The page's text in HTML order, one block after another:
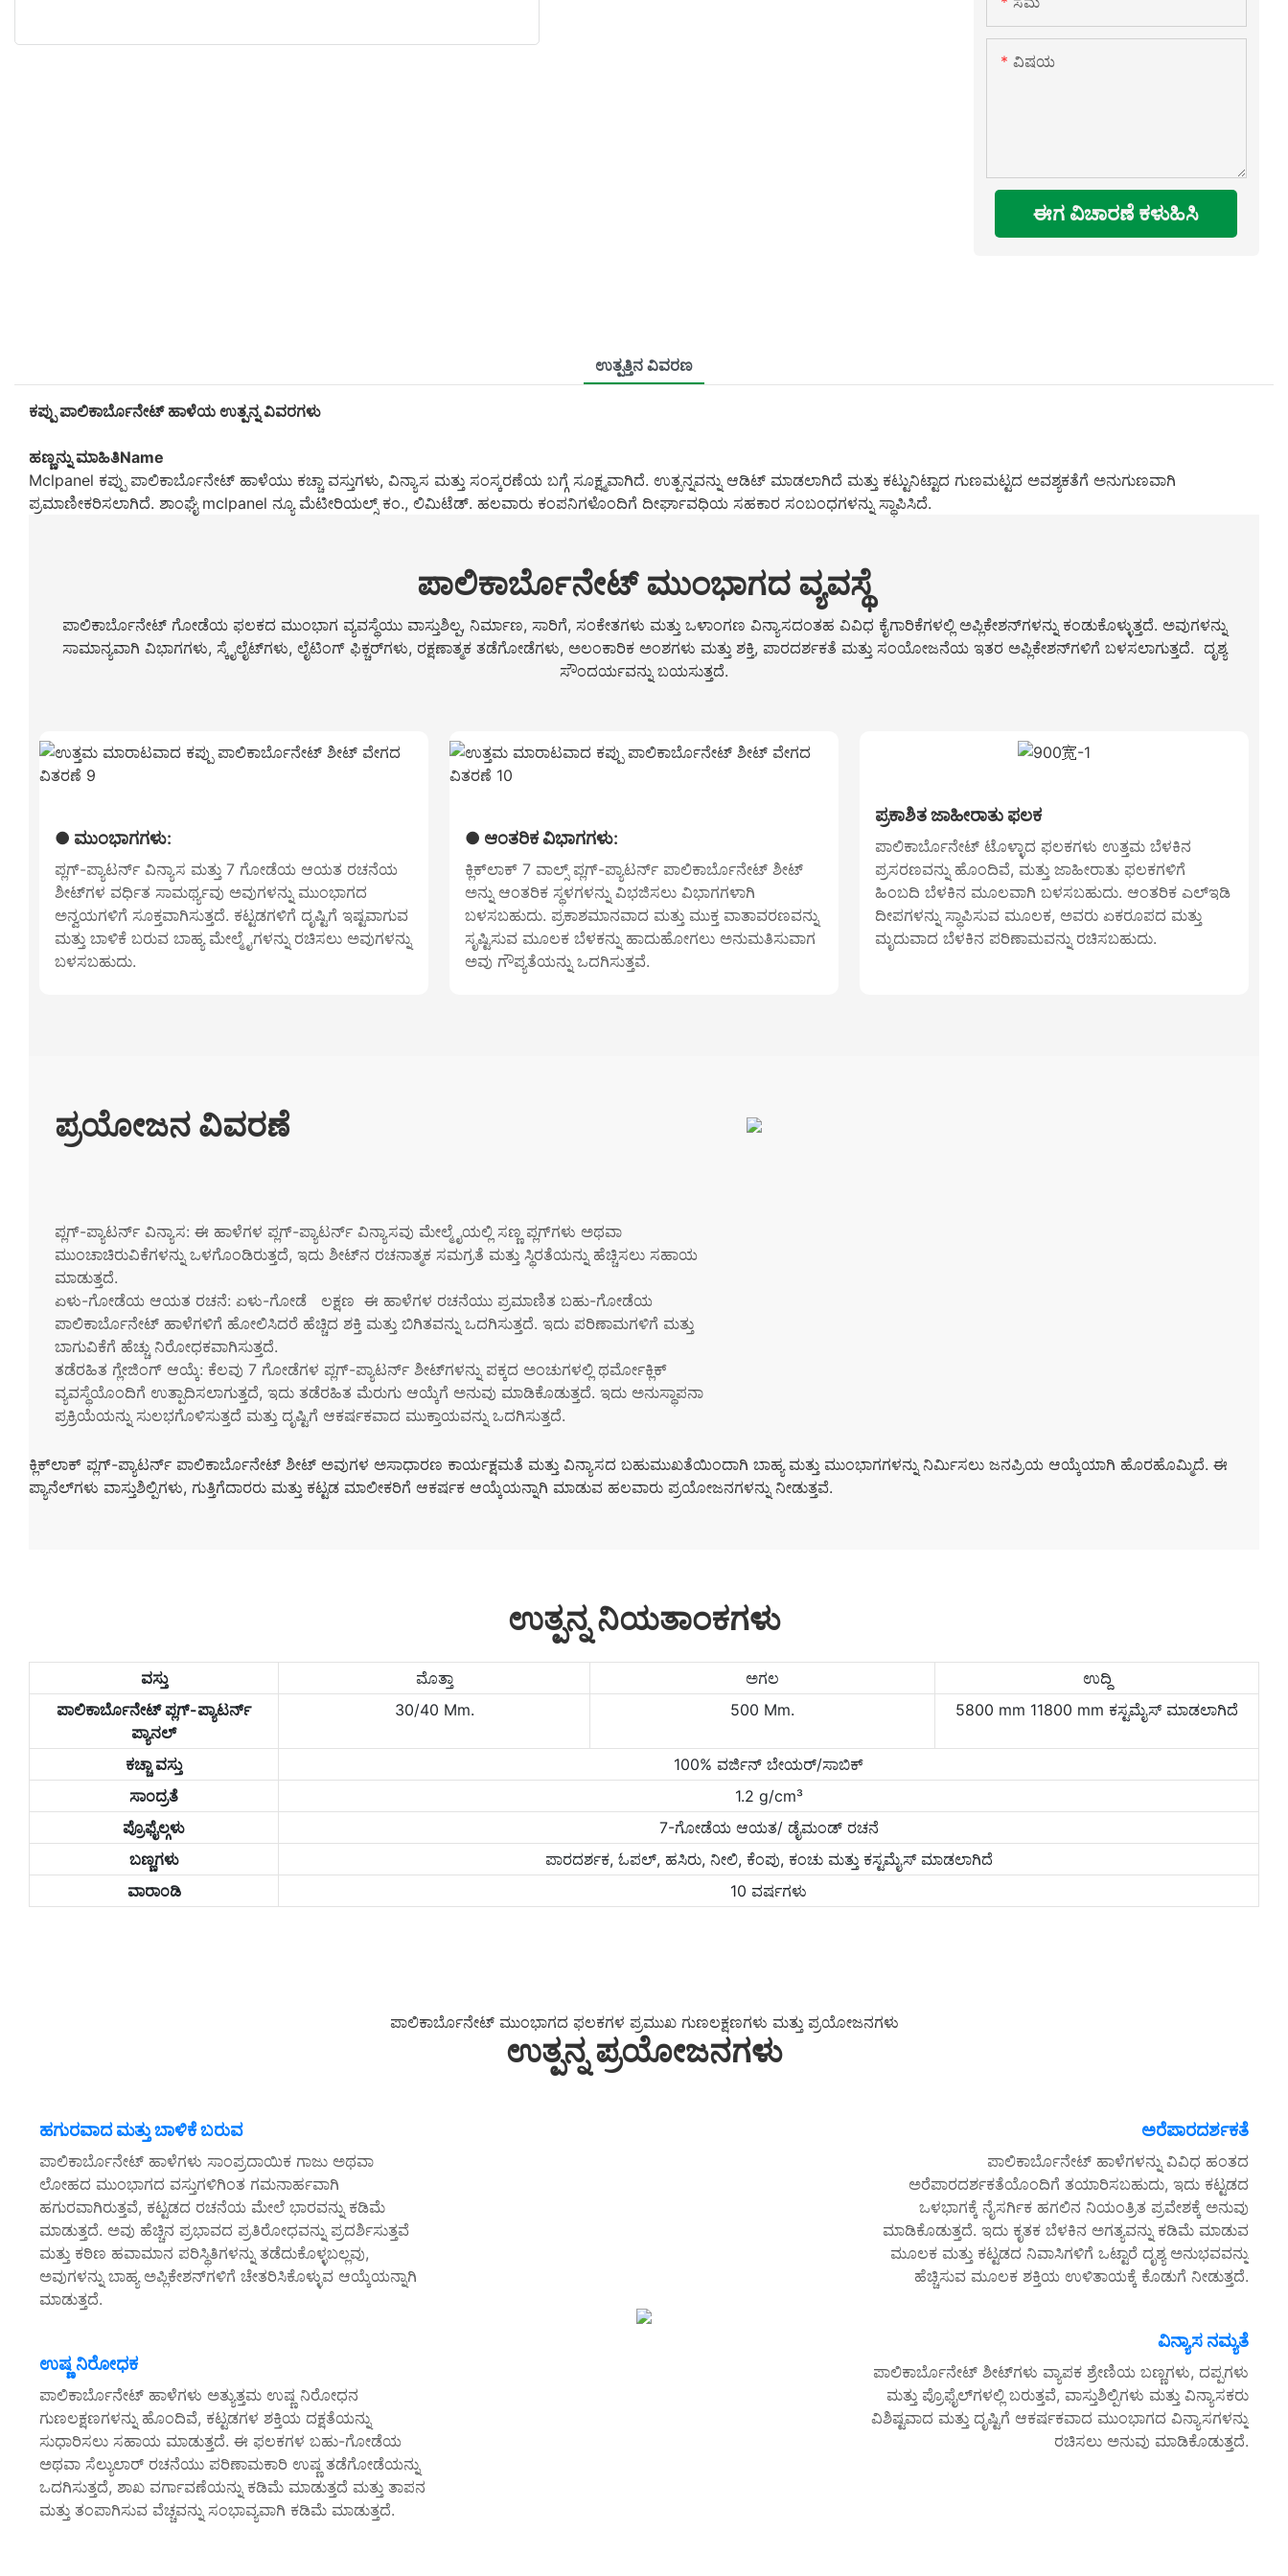
ವಿಷಯ
ಈಗ ವಿಚಾರಣೆ ಕಳುಹಿಸಿ
ಉತ್ಪತ್ತಿನ ವಿವರಣ
ಕಪ್ಪು ಪಾಲಿಕಾರ್ಬೊನೇಟ್ ಹಾಳೆಯ ಉತ್ಪನ್ನ ವಿವರಗಳು
ಹಣ್ಣನ್ನು ಮಾಹಿತಿName
Mclpanel ಕಪ್ಪು ಪಾಲಿಕಾರ್ಬೊನೇಟ್ ಹಾಳೆಯು ಕಚ್ಚಾ ವಸ್ತುಗಳು, ವಿನ್ಯಾಸ ಮತ್ತು ಸಂಸ್ಕರಣೆಯ ಬಗ್ಗೆ ಸೂಕ್ಷ್ಮವಾಗಿದೆ. ಉತ್ಪನ್ನವನ್ನು ಆಡಿಟ್ ಮಾಡಲಾಗಿದೆ ಮತ್ತು ಕಟ್ಟುನಿಟ್ಟಾದ ಗುಣಮಟ್ಟದ ಅವಶ್ಯಕತೆಗೆ ಅನುಗುಣವಾಗಿ
ಪ್ರಮಾಣೀಕರಿಸಲಾಗಿದೆ. ಶಾಂಘೈ mclpanel ನ್ಯೂ ಮೆಟೀರಿಯಲ್ಸ್ ಕಂ., ಲಿಮಿಟೆಡ್. ಹಲವಾರು ಕಂಪನಿಗಳೊಂದಿಗೆ ದೀರ್ಘಾವಧಿಯ ಸಹಕಾರ ಸಂಬಂಧಗಳನ್ನು ಸ್ಥಾಪಿಸಿದೆ.
ಪಾಲಿಕಾರ್ಬೊನೇಟ್ ಮುಂಭಾಗದ ವ್ಯವಸ್ಥೆ
ಪಾಲಿಕಾರ್ಬೊನೇಟ್ ಗೋಡೆಯ ಫಲಕದ ಮುಂಭಾಗ ವ್ಯವಸ್ಥೆಯು ವಾಸ್ತುಶಿಲ್ಪ, ನಿರ್ಮಾಣ, ಸಾರಿಗೆ, ಸಂಕೇತಗಳು ಮತ್ತು ಒಳಾಂಗಣ ವಿನ್ಯಾಸದಂತಹ ವಿವಿಧ ಕೈಗಾರಿಕೆಗಳಲ್ಲಿ ಅಪ್ಲಿಕೇಶನ್‌ಗಳನ್ನು ಕಂಡುಕೊಳ್ಳುತ್ತದೆ. ಅವುಗಳನ್ನು
ಸಾಮಾನ್ಯವಾಗಿ ವಿಭಾಗಗಳು, ಸ್ಕೈಲೈಟ್‌ಗಳು, ಲೈಟಿಂಗ್ ಫಿಕ್ಚರ್‌ಗಳು, ರಕ್ಷಣಾತ್ಮಕ ತಡೆಗೋಡೆಗಳು, ಅಲಂಕಾರಿಕ ಅಂಶಗಳು ಮತ್ತು ಶಕ್ತಿ, ಪಾರದರ್ಶಕತೆ ಮತ್ತು ಸಂಯೋಜನೆಯ ಇತರ ಅಪ್ಲಿಕೇಶನ್‌ಗಳಿಗೆ ಬಳಸಲಾಗುತ್ತದೆ. ದೃಶ್ಯ
ಸೌಂದರ್ಯವನ್ನು ಬಯಸುತ್ತದೆ.
● ಮುಂಭಾಗಗಳು:
ಪ್ಲಗ್-ಪ್ಯಾಟರ್ನ್ ವಿನ್ಯಾಸ ಮತ್ತು 7 ಗೋಡೆಯ ಆಯತ ರಚನೆಯ
ಶೀಟ್‌ಗಳ ವರ್ಧಿತ ಸಾಮರ್ಥ್ಯವು ಅವುಗಳನ್ನು ಮುಂಭಾಗದ
ಅನ್ವಯಗಳಿಗೆ ಸೂಕ್ತವಾಗಿಸುತ್ತದೆ. ಕಟ್ಟಡಗಳಿಗೆ ದೃಷ್ಟಿಗೆ ಇಷ್ಟವಾಗುವ
ಮತ್ತು ಬಾಳಿಕೆ ಬರುವ ಬಾಹ್ಯ ಮೇಲ್ಮೈಗಳನ್ನು ರಚಿಸಲು ಅವುಗಳನ್ನು
ಬಳಸಬಹುದು.
● ಆಂತರಿಕ ವಿಭಾಗಗಳು:
ಕ್ಲಿಕ್‌ಲಾಕ್ 7 ವಾಲ್ಸ್ ಪ್ಲಗ್-ಪ್ಯಾಟರ್ನ್ ಪಾಲಿಕಾರ್ಬೊನೇಟ್ ಶೀಟ್
ಅನ್ನು ಆಂತರಿಕ ಸ್ಥಳಗಳನ್ನು ವಿಭಜಿಸಲು ವಿಭಾಗಗಳಾಗಿ
ಬಳಸಬಹುದು. ಪ್ರಕಾಶಮಾನವಾದ ಮತ್ತು ಮುಕ್ತ ವಾತಾವರಣವನ್ನು
ಸೃಷ್ಟಿಸುವ ಮೂಲಕ ಬೆಳಕನ್ನು ಹಾದುಹೋಗಲು ಅನುಮತಿಸುವಾಗ
ಅವು ಗೌಪ್ಯತೆಯನ್ನು ಒದಗಿಸುತ್ತವೆ.
ಪ್ರಕಾಶಿತ ಜಾಹೀರಾತು ಫಲಕ
ಪಾಲಿಕಾರ್ಬೊನೇಟ್ ಟೊಳ್ಳಾದ ಫಲಕಗಳು ಉತ್ತಮ ಬೆಳಕಿನ
ಪ್ರಸರಣವನ್ನು ಹೊಂದಿವೆ, ಮತ್ತು ಜಾಹೀರಾತು ಫಲಕಗಳಿಗೆ
ಹಿಂಬದಿ ಬೆಳಕಿನ ಮೂಲವಾಗಿ ಬಳಸಬಹುದು. ಆಂತರಿಕ ಎಲ್ಇಡಿ
ದೀಪಗಳನ್ನು ಸ್ಥಾಪಿಸುವ ಮೂಲಕ, ಅವರು ಏಕರೂಪದ ಮತ್ತು
ಮೃದುವಾದ ಬೆಳಕಿನ ಪರಿಣಾಮವನ್ನು ರಚಿಸಬಹುದು.
ಪ್ರಯೋಜನ ವಿವರಣೆ
ಪ್ಲಗ್-ಪ್ಯಾಟರ್ನ್ ವಿನ್ಯಾಸ: ಈ ಹಾಳೆಗಳ ಪ್ಲಗ್-ಪ್ಯಾಟರ್ನ್ ವಿನ್ಯಾಸವು ಮೇಲ್ಮೈಯಲ್ಲಿ ಸಣ್ಣ ಪ್ಲಗ್‌ಗಳು ಅಥವಾ
ಮುಂಚಾಚಿರುವಿಕೆಗಳನ್ನು ಒಳಗೊಂಡಿರುತ್ತದೆ, ಇದು ಶೀಟ್‌ನ ರಚನಾತ್ಮಕ ಸಮಗ್ರತೆ ಮತ್ತು ಸ್ಥಿರತೆಯನ್ನು ಹೆಚ್ಚಿಸಲು ಸಹಾಯ
ಮಾಡುತ್ತದೆ.
ಏಳು-ಗೋಡೆಯ ಆಯತ ರಚನೆ: ಏಳು-ಗೋಡೆ
ಲಕ್ಷಣ ಈ ಹಾಳೆಗಳ ರಚನೆಯು ಪ್ರಮಾಣಿತ ಬಹು-ಗೋಡೆಯ
ಪಾಲಿಕಾರ್ಬೊನೇಟ್ ಹಾಳೆಗಳಿಗೆ ಹೋಲಿಸಿದರೆ ಹೆಚ್ಚಿದ ಶಕ್ತಿ ಮತ್ತು ಬಿಗಿತವನ್ನು ಒದಗಿಸುತ್ತದೆ. ಇದು ಪರಿಣಾಮಗಳಿಗೆ ಮತ್ತು
ಬಾಗುವಿಕೆಗೆ ಹೆಚ್ಚು ನಿರೋಧಕವಾಗಿಸುತ್ತದೆ.
ತಡೆರಹಿತ ಗ್ಲೇಜಿಂಗ್ ಆಯ್ಕೆ: ಕೆಲವು 7 ಗೋಡೆಗಳ ಪ್ಲಗ್-ಪ್ಯಾಟರ್ನ್ ಶೀಟ್‌ಗಳನ್ನು ಪಕ್ಕದ ಅಂಚುಗಳಲ್ಲಿ ಥರ್ಮೋಕ್ಲಿಕ್
ವ್ಯವಸ್ಥೆಯೊಂದಿಗೆ ಉತ್ಪಾದಿಸಲಾಗುತ್ತದೆ, ಇದು ತಡೆರಹಿತ ಮೆರುಗು ಆಯ್ಕೆಗೆ ಅನುವು ಮಾಡಿಕೊಡುತ್ತದೆ. ಇದು ಅನುಸ್ಥಾಪನಾ
ಪ್ರಕ್ರಿಯೆಯನ್ನು ಸುಲಭಗೊಳಿಸುತ್ತದೆ ಮತ್ತು ದೃಷ್ಟಿಗೆ ಆಕರ್ಷಕವಾದ ಮುಕ್ತಾಯವನ್ನು ಒದಗಿಸುತ್ತದೆ.
ಕ್ಲಿಕ್‌ಲಾಕ್ ಪ್ಲಗ್-ಪ್ಯಾಟರ್ನ್ ಪಾಲಿಕಾರ್ಬೊನೇಟ್ ಶೀಟ್ ಅವುಗಳ ಅಸಾಧಾರಣ ಕಾರ್ಯಕ್ಷಮತೆ ಮತ್ತು ವಿನ್ಯಾಸದ ಬಹುಮುಖತೆಯಿಂದಾಗಿ ಬಾಹ್ಯ ಮತ್ತು ಮುಂಭಾಗಗಳನ್ನು ನಿರ್ಮಿಸಲು ಜನಪ್ರಿಯ ಆಯ್ಕೆಯಾಗಿ ಹೊರಹೊಮ್ಮಿದೆ. ಈ
ಪ್ಯಾನೆಲ್‌ಗಳು ವಾಸ್ತುಶಿಲ್ಪಿಗಳು, ಗುತ್ತಿಗೆದಾರರು ಮತ್ತು ಕಟ್ಟಡ ಮಾಲೀಕರಿಗೆ ಆಕರ್ಷಕ ಆಯ್ಕೆಯನ್ನಾಗಿ ಮಾಡುವ ಹಲವಾರು ಪ್ರಯೋಜನಗಳನ್ನು ನೀಡುತ್ತವೆ.
ಉತ್ಪನ್ನ ನಿಯತಾಂಕಗಳು
ವಸ್ತು ಮೊತ್ತಾ ಅಗಲ
ಉದ್ದಿ
ಪಾಲಿಕಾರ್ಬೊನೇಟ್ ಪ್ಲಗ್-ಪ್ಯಾಟರ್ನ್
ಪ್ಯಾನಲ್
30/40 Mm. 500 Mm. 5800 mm 11800 mm ಕಸ್ಟಮೈಸ್ ಮಾಡಲಾಗಿದೆ
ಕಚ್ಚಾ ವಸ್ತು
100% ವರ್ಜಿನ್ ಬೇಯರ್/ಸಾಬಿಕ್
ಸಾಂದ್ರತೆ
1.2 g/cm³
ಪ್ರೊಫೈಲ್ಗಳು
7-ಗೋಡೆಯ ಆಯತ/ ಡೈಮಂಡ್ ರಚನೆ
ಬಣ್ಣಗಳು
ಪಾರದರ್ಶಕ, ಓಪಲ್, ಹಸಿರು, ನೀಲಿ, ಕೆಂಪು, ಕಂಚು ಮತ್ತು ಕಸ್ಟಮೈಸ್ ಮಾಡಲಾಗಿದೆ
ವಾರಾಂಡಿ
10 ವರ್ಷಗಳು
ಪಾಲಿಕಾರ್ಬೊನೇಟ್ ಮುಂಭಾಗದ ಫಲಕಗಳ ಪ್ರಮುಖ ಗುಣಲಕ್ಷಣಗಳು ಮತ್ತು ಪ್ರಯೋಜನಗಳು
ಉತ್ಪನ್ನ ಪ್ರಯೋಜನಗಳು
ಹಗುರವಾದ ಮತ್ತು ಬಾಳಿಕೆ ಬರುವ
ಪಾಲಿಕಾರ್ಬೊನೇಟ್ ಹಾಳೆಗಳು ಸಾಂಪ್ರದಾಯಿಕ ಗಾಜು ಅಥವಾ
ಲೋಹದ ಮುಂಭಾಗದ ವಸ್ತುಗಳಿಗಿಂತ ಗಮನಾರ್ಹವಾಗಿ
ಹಗುರವಾಗಿರುತ್ತವೆ, ಕಟ್ಟಡದ ರಚನೆಯ ಮೇಲೆ ಭಾರವನ್ನು ಕಡಿಮೆ
ಮಾಡುತ್ತದೆ. ಅವು ಹೆಚ್ಚಿನ ಪ್ರಭಾವದ ಪ್ರತಿರೋಧವನ್ನು ಪ್ರದರ್ಶಿಸುತ್ತವೆ
ಮತ್ತು ಕಠಿಣ ಹವಾಮಾನ ಪರಿಸ್ಥಿತಿಗಳನ್ನು ತಡೆದುಕೊಳ್ಳಬಲ್ಲವು,
ಅವುಗಳನ್ನು ಬಾಹ್ಯ ಅಪ್ಲಿಕೇಶನ್‌ಗಳಿಗೆ ಚೇತರಿಸಿಕೊಳ್ಳುವ ಆಯ್ಕೆಯನ್ನಾಗಿ
ಮಾಡುತ್ತದೆ.
ಉಷ್ಣ ನಿರೋಧಕ
ಪಾಲಿಕಾರ್ಬೊನೇಟ್ ಹಾಳೆಗಳು ಅತ್ಯುತ್ತಮ ಉಷ್ಣ ನಿರೋಧನ
ಗುಣಲಕ್ಷಣಗಳನ್ನು ಹೊಂದಿವೆ, ಕಟ್ಟಡಗಳ ಶಕ್ತಿಯ ದಕ್ಷತೆಯನ್ನು
ಸುಧಾರಿಸಲು ಸಹಾಯ ಮಾಡುತ್ತದೆ. ಈ ಫಲಕಗಳ ಬಹು-ಗೋಡೆಯ
ಅಥವಾ ಸೆಲ್ಯುಲಾರ್ ರಚನೆಯು ಪರಿಣಾಮಕಾರಿ ಉಷ್ಣ ತಡೆಗೋಡೆಯನ್ನು
ಒದಗಿಸುತ್ತದೆ, ಶಾಖ ವರ್ಗಾವಣೆಯನ್ನು ಕಡಿಮೆ ಮಾಡುತ್ತದೆ ಮತ್ತು ತಾಪನ
ಮತ್ತು ತಂಪಾಗಿಸುವ ವೆಚ್ಚವನ್ನು ಸಂಭಾವ್ಯವಾಗಿ ಕಡಿಮೆ ಮಾಡುತ್ತದೆ.
ಅರೆಪಾರದರ್ಶಕತೆ
ಪಾಲಿಕಾರ್ಬೊನೇಟ್ ಹಾಳೆಗಳನ್ನು ವಿವಿಧ ಹಂತದ
ಅರೆಪಾರದರ್ಶಕತೆಯೊಂದಿಗೆ ತಯಾರಿಸಬಹುದು, ಇದು ಕಟ್ಟಡದ
ಒಳಭಾಗಕ್ಕೆ ನೈಸರ್ಗಿಕ ಹಗಲಿನ ನಿಯಂತ್ರಿತ ಪ್ರವೇಶಕ್ಕೆ ಅನುವು
ಮಾಡಿಕೊಡುತ್ತದೆ. ಇದು ಕೃತಕ ಬೆಳಕಿನ ಅಗತ್ಯವನ್ನು ಕಡಿಮೆ ಮಾಡುವ
ಮೂಲಕ ಮತ್ತು ಕಟ್ಟಡದ ನಿವಾಸಿಗಳಿಗೆ ಒಟ್ಟಾರೆ ದೃಶ್ಯ ಅನುಭವವನ್ನು
ಹೆಚ್ಚಿಸುವ ಮೂಲಕ ಶಕ್ತಿಯ ಉಳಿತಾಯಕ್ಕೆ ಕೊಡುಗೆ ನೀಡುತ್ತದೆ.
ವಿನ್ಯಾಸ ನಮ್ಯತೆ
ಪಾಲಿಕಾರ್ಬೊನೇಟ್ ಶೀಟ್‌ಗಳು ವ್ಯಾಪಕ ಶ್ರೇಣಿಯ ಬಣ್ಣಗಳು, ದಪ್ಪಗಳು
ಮತ್ತು ಪ್ರೊಫೈಲ್‌ಗಳಲ್ಲಿ ಬರುತ್ತವೆ, ವಾಸ್ತುಶಿಲ್ಪಿಗಳು ಮತ್ತು ವಿನ್ಯಾಸಕರು
ವಿಶಿಷ್ಟವಾದ ಮತ್ತು ದೃಷ್ಟಿಗೆ ಆಕರ್ಷಕವಾದ ಮುಂಭಾಗದ ವಿನ್ಯಾಸಗಳನ್ನು
ರಚಿಸಲು ಅನುವು ಮಾಡಿಕೊಡುತ್ತದೆ.